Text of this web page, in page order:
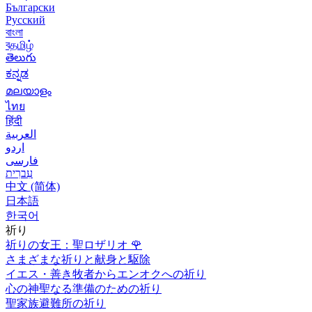
Български
Русский
বাংলা
বதமிழ்
తెలుగు
ಕನ್ನಡ
മലയാളം
ไทย
हिंदी
العربية
اردو
فارسی
עִברִית
中文 (简体)
日本語
한국어
祈り
祈りの女王：聖ロザリオ 🌹
さまざまな祈りと献身と駆除
イエス・善き牧者からエンオクへの祈り
心の神聖なる準備のための祈り
聖家族避難所の祈り